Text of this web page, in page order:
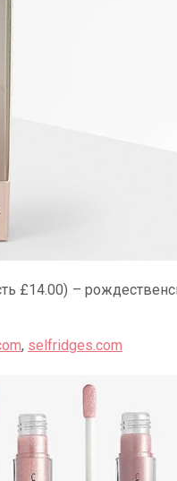
£14.00) –
, selfridges.com